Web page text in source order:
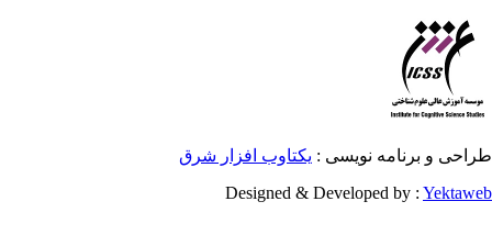
و برنامه نویسی : یکتاوب افزار شرق
Designed & Developed by :